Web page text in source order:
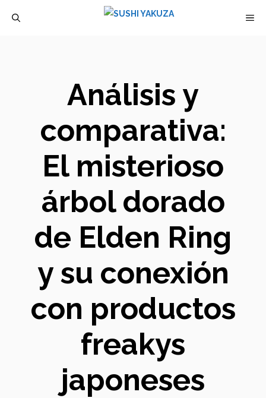
Análisis y
comparativa:
El misterioso
árbol dorado
de Elden Ring
y su conexión
con productos
freakys
japoneses